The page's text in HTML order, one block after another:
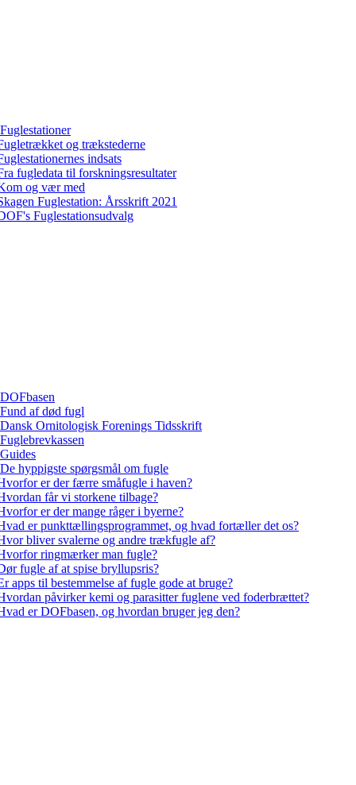
Fuglestationer
og trækstederne
indsats
fugledata til forskningsresultater
og vær med
Fuglestation: Årsskrift 2021
Fuglestationsudvalg
DOFbasen
Fund af død fugl
Dansk Ornitologisk Forenings Tidsskrift
Fuglebrevkassen
Guides
De hyppigste spørgsmål om fugle
er der færre småfugle i haven?
får vi storkene tilbage?
er der mange råger i byerne?
er punkttællingsprogrammet, og hvad fortæller det os?
bliver svalerne og andre trækfugle af?
ringmærker man fugle?
fugle af at spise bryllupsris?
apps til bestemmelse af fugle gode at bruge?
påvirker kemi og parasitter fuglene ved foderbrættet?
er DOFbasen, og hvordan bruger jeg den?